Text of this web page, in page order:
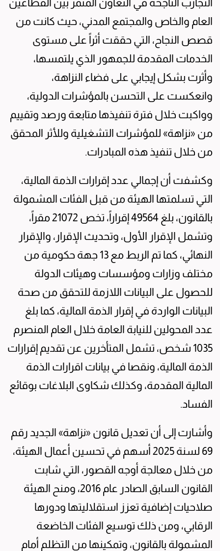
التجارب الناجحة في التعاون المثمر بين القطاعين
العام والخاص والمجتمع المدني، حيث كانت من
قصص النجاح، التي حققت أثراً على مستوى
الخدمات المقدمة للجمهور الذي يلتمسها،
وأثرت بشكل إيجابي على فضاء النزاهة،
وانعكست على التحسن بالمؤشرات الدولية،
وواكبت خلال فترة تنفيذها متابعة ورصد وتقييم
من «نزاهة» للمؤشرات التشغيلية وللأثر المحقق
من خلال تنفيذ هذه المبادرات.
وكشفت أن إجمالي عدد إقرارات الذمة المالية،
التي تسلمتها الهيئة من قبل الفئات المشمولة
بالقانون، بلغ 49564 إقراراً، تخص 21072 مقراً،
وتشمل الإقرار الأول، وتحديث الإقرار، والإقرار
النهائي، كما تم الربط مع 13 جهة حكومية من
مختلف وزارات ومؤسسات وهيئات الدولة
للحصول على البيانات اللازمة للتحقق من صحة
البيانات الواردة في إقرار الذمة المالية، كما بلغ
عدد المحولين للنيابة العامة خلال العام المنصرم
1035 شخص، تشمل المتأخرين عن تقديم إقرارات
الذمة المالية، ونقصا في بيانات اقرارات الذمة
المالية المقدمة، وكذلك شكاوى البلاغات بوقائع
الفساد.
وأشارت إلى أن تعديل قانون «نزاهة» الجديد رقم
69 لسنة 2025 أسهم في تحسين أعمال الهيئة،
من خلال معالجة أوجه القصور، التي شابت
القانون السابق الصادر عام 2016، ومنح الهيئة
صلاحيات إضافية تعزز استقلاليتها ودورها
الرقابي، ومن ذلك توسيع الفئات الخاضعة
المشمولة بالقانون، وتمكينها من التظلم أمام